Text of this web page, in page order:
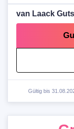
van Laack
Gültig bis